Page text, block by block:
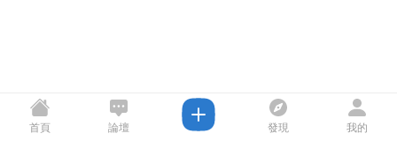
首頁 論壇 發現 我的